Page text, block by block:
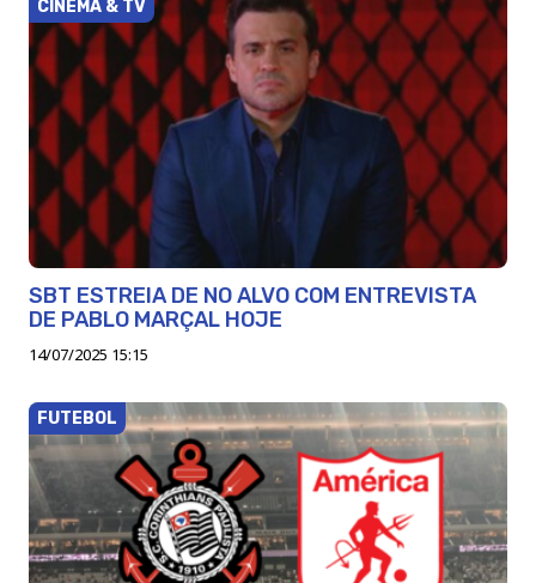
CINEMA & TV
SBT ESTREIA DE NO ALVO COM ENTREVISTA
DE PABLO MARÇAL HOJE
14/07/2025 15:15
FUTEBOL